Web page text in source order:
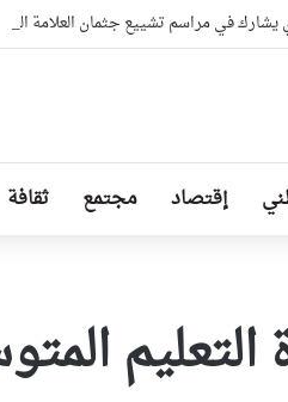
يشارك في مراسم تشييع جثمان العلامة
إقتصاد مجتمع ثقافة